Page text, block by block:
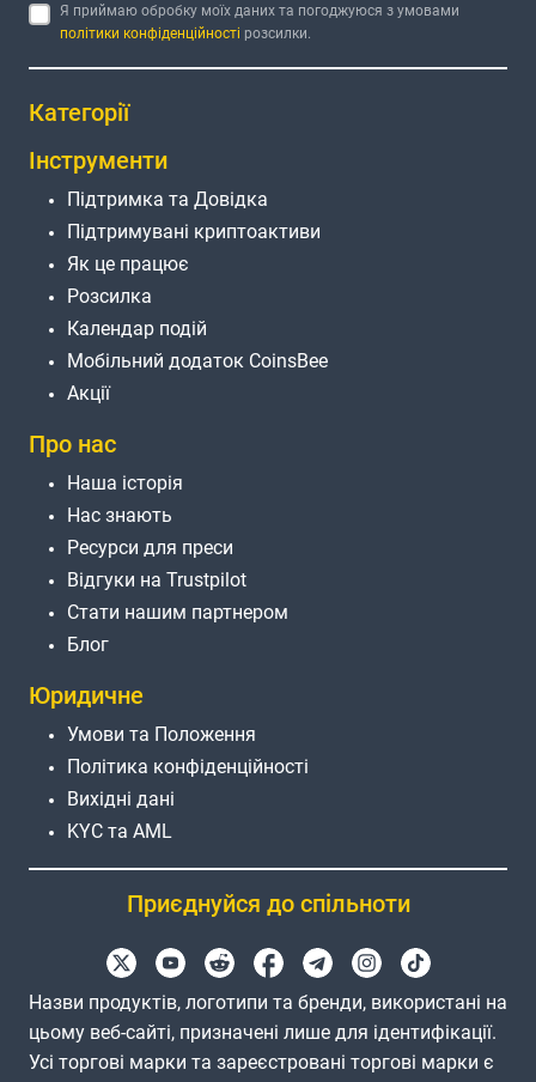
Я приймаю обробку моїх даних та погоджуюся з умовами
політики конфіденційності розсилки.
Категорії
Інструменти
Підтримка та Довідка
Підтримувані криптоактиви
Як це працює
Розсилка
Календар подій
Мобільний додаток CoinsBee
Акції
Про нас
Наша історія
Нас знають
Ресурси для преси
Відгуки на Trustpilot
Стати нашим партнером
Блог
Юридичне
Умови та Положення
Політика конфіденційності
Вихідні дані
KYC та AML
Приєднуйся до спільноти
Назви продуктів, логотипи та бренди, використані на
цьому веб-сайті, призначені лише для ідентифікації.
Усі торгові марки та зареєстровані торгові марки є